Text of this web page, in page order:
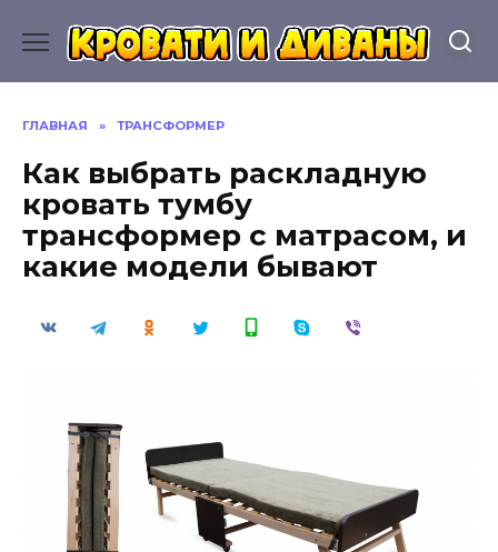
содержанию
ГЛАВНАЯ » ТРАНСФОРМЕР
Как выбрать раскладную
кровать тумбу
трансформер с матрасом, и
какие модели бывают